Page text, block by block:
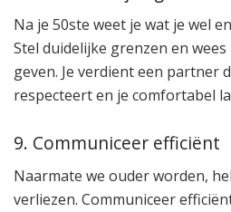
Na je 50ste weet je wat je wel
Stel duidelijke grenzen en
geven. Je verdient een partner
respecteert en je comfortabel
9. Communiceer efficiënt
Naarmate we ouder worden,
verliezen. Communiceer